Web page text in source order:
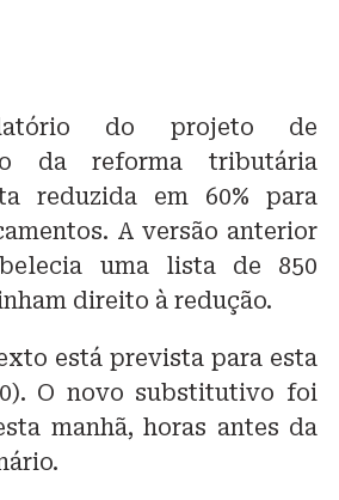
do projeto de
da reforma tributária
reduzida em 60% para
A versão anterior
uma lista de 850
direito à redução.
está prevista para esta
O novo substitutivo foi
manhã, horas antes da